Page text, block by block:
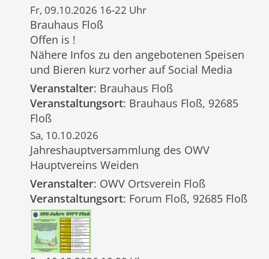
Fr, 09.10.2026 16-22 Uhr
Brauhaus Floß
Offen is !
Nähere Infos zu den angebotenen Speisen
und Bieren kurz vorher auf Social Media
Veranstalter: Brauhaus Floß
Veranstaltungsort: Brauhaus Floß, 92685
Floß
Sa, 10.10.2026
Jahreshauptversammlung des OWV
Hauptvereins Weiden
Veranstalter: OWV Ortsverein Floß
Veranstaltungsort: Forum Floß, 92685 Floß